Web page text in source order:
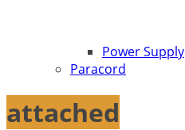
Power Supply
Paracord
attached